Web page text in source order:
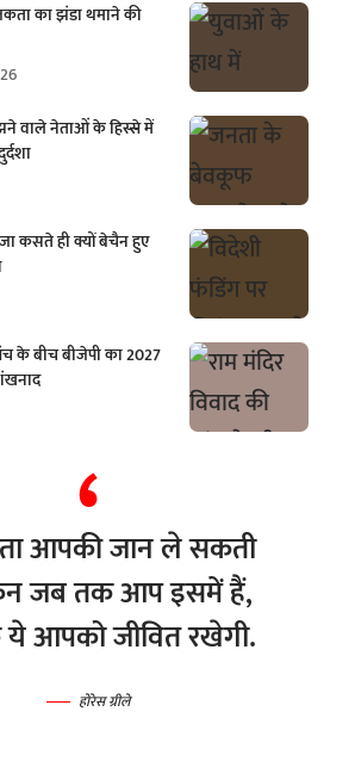
का झंडा थमाने की
वाले नेताओं के हिस्से में
कसते ही क्यों बेचैन हुए
के बीच बीजेपी का 2027
आपकी जान ले सकती
जब तक आप इसमें हैं,
आपको जीवित रखेगी.
होरेस ग्रीले